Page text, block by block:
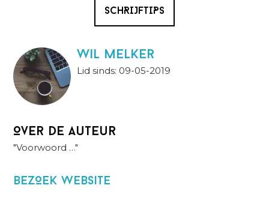
SCHRIJFTIPS
wil melker
Lid sinds: 09-05-2019
Over de auteur
"Voorwoord …"
BezOek website